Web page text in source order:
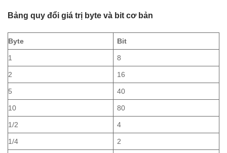
Bảng quy đổi giá trị byte và bit cơ bản
Byte Bit
1 8
2 16
5 40
10 80
1/2 4
1/4 2